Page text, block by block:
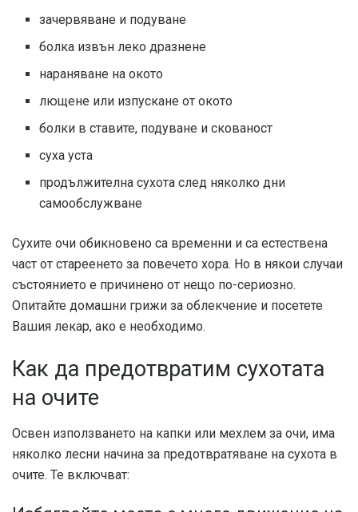
зачервяване и подуване
болка извън леко дразнене
нараняване на окото
лющене или изпускане от окото
болки в ставите, подуване и скованост
суха уста
продължителна сухота след няколко дни
самообслужване
Сухите очи обикновено са временни и са естествена
част от стареенето за повечето хора. Но в някои случаи
състоянието е причинено от нещо по-сериозно.
Опитайте домашни грижи за облекчение и посетете
Вашия лекар, ако е необходимо.
Как да предотвратим сухотата
на очите
Освен използването на капки или мехлем за очи, има
няколко лесни начина за предотвратяване на сухота в
очите. Те включват: